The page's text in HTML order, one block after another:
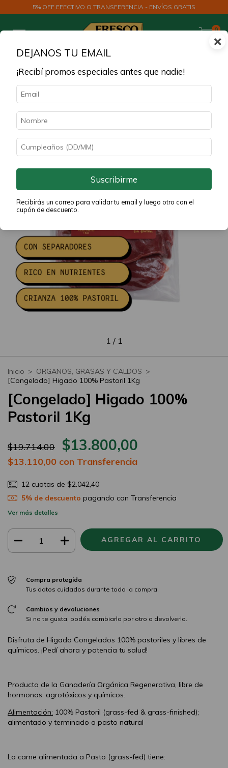
5% OFF EFECTIVO O TRANSFERENCIA - ENVÍOS GRATIS
0
30%
OFF
1 / 1
Inicio > ORGANOS, GRASAS Y CALDOS >
[Congelado] Higado 100% Pastoril 1Kg
[Congelado] Higado 100%
Pastoril 1Kg
$19.714,00 $13.800,00
$13.110,00 con Transferencia
12 cuotas de $2.042,40
5% de descuento pagando con Transferencia
Ver más detalles
Compra protegida
Tus datos cuidados durante toda la compra.
Cambios y devoluciones
Si no te gusta, podés cambiarlo por otro o devolverlo.
Disfruta de Higado Congelados 100% pastoriles y libres de
químicos. ¡Pedí ahora y potencia tu salud!
Producto de la Ganadería Orgánica Regenerativa, libre de
hormonas, agrotóxicos y químicos.
Alimentación: 100% Pastoril (grass-fed & grass-finished);
alimentado y terminado a pasto natural
La carne alimentada a Pasto (grass-fed) tiene:
×
DEJANOS TU EMAIL
¡Recibí promos especiales antes que nadie!
Suscribirme
Recibirás un correo para validar tu email y luego otro con el
cupón de descuento.